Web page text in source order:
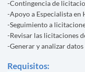
-Contingencia de
-Apoyo a Especialista en
-Seguimiento a
-Revisar las licitaciones
-Generar y analizar
Requisitos: